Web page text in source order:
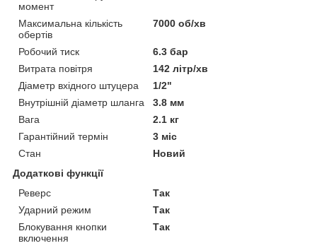
момент
Максимальна кількість
обертів
7000 об/хв
Робочий тиск
6.3 бар
Витрата повітря
142 літр/хв
Діаметр вхідного штуцера
1/2"
Внутрішній діаметр шланга
3.8 мм
Вага
2.1 кг
Гарантійний термін
3 міс
Стан
Новий
Додаткові функції
Реверс
Так
Ударний режим
Так
Блокування кнопки
включення
Так